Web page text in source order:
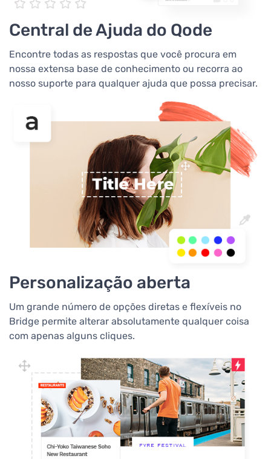
Central de Ajuda do Qode
Encontre todas as respostas que você procura em
nossa extensa base de conhecimento ou recorra ao
nosso suporte para qualquer ajuda que possa precisar.
Personalização aberta
Um grande número de opções diretas e flexíveis no
Bridge permite alterar absolutamente qualquer coisa
com apenas alguns cliques.